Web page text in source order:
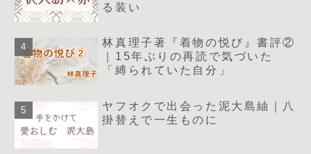
る装い
林真理子著『着物の悦び』書評②
｜15年ぶりの再読で気づいた
「縛られていた自分」
ヤフオクで出会った泥大島紬｜八
掛替えで一生ものに